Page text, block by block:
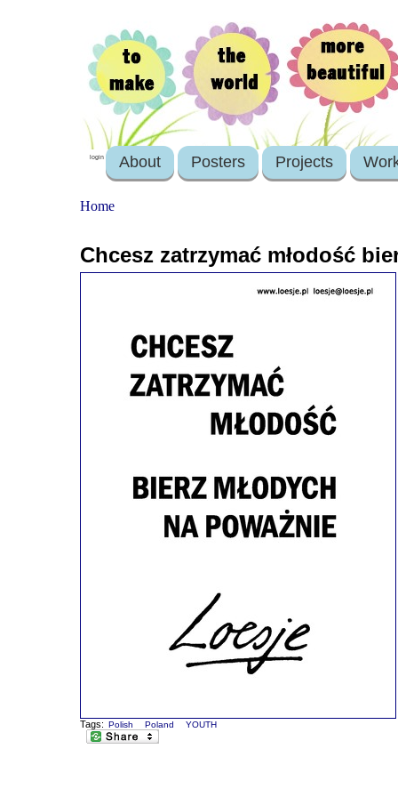
login About Posters Projects
Home
Chcesz zatrzymać młodość
Tags: Polish Poland YOUTH